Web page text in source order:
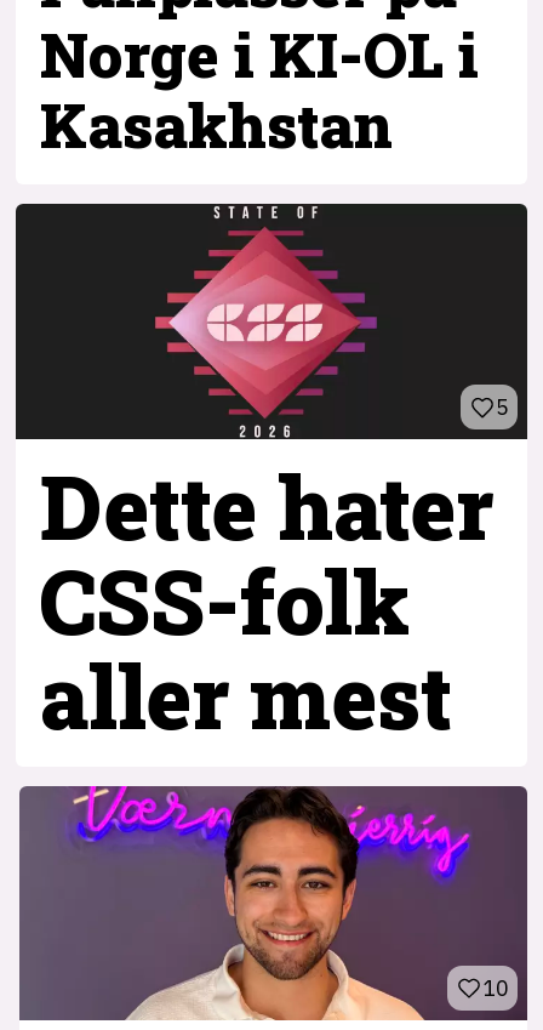
Norge i KI-OL i
Kasakhstan
5
Dette hater
CSS-folk
aller mest
10